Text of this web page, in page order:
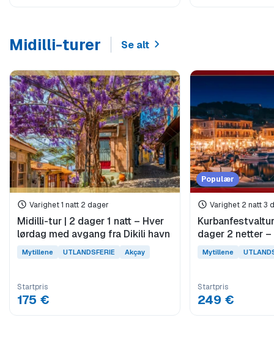
Midilli-turer Se alt
Varighet 1 natt 2 dager
Midilli-tur | 2 dager 1 natt – Hver
lørdag med avgang fra Dikili havn
Mytillene UTLANDSFERIE Akçay
Startpris
175 €
Populær
Varighet 2 natt 3
dager 2 netter
Mytillene
Startpris
249 €